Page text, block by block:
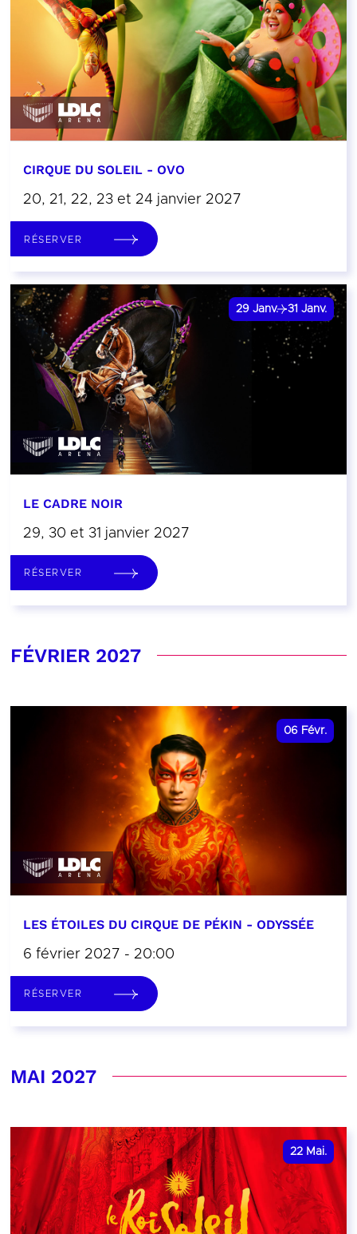
CIRQUE DU SOLEIL - OVO
20, 21, 22, 23 et 24 janvier 2027
RÉSERVER
29 Janv. 31 Janv.
LE CADRE NOIR
29, 30 et 31 janvier 2027
RÉSERVER
FÉVRIER 2027
06 Févr.
LES ÉTOILES DU CIRQUE DE PÉKIN - ODYSSÉE
6 février 2027 - 20:00
RÉSERVER
MAI 2027
22 Mai.